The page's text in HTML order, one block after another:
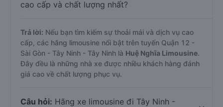
cao cấp và chất lượng nhất?
Trả lời: Nếu bạn tìm kiếm sự thoải mái và dịch vụ cao
cấp, các hãng limousine nổi bật trên tuyến Quận 12 -
Sài Gòn - Tây Ninh - Tây Ninh là Huệ Nghĩa Limousine.
Đây đều là những nhà xe được nhiều khách hàng đánh
giá cao về chất lượng phục vụ.
Câu hỏi: Hãng xe limousine đi Tây Ninh -